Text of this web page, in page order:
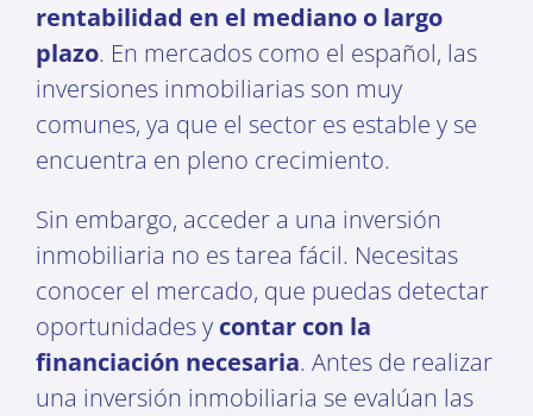
rentabilidad en el mediano o largo
plazo. En mercados como el español, las
inversiones inmobiliarias son muy
comunes, ya que el sector es estable y se
encuentra en pleno crecimiento.
Sin embargo, acceder a una inversión
inmobiliaria no es tarea fácil. Necesitas
conocer el mercado, que puedas detectar
oportunidades y contar con la
financiación necesaria. Antes de realizar
una inversión inmobiliaria se evalúan las